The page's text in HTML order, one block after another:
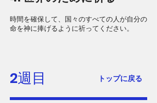
時間を確保して、国々のすべての人が自分の
命を神に捧げるように祈ってください。
2週目 トップに戻る